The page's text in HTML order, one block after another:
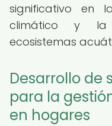
significativo en
climático y la
ecosistemas
Desarrollo de
para la
en hogares